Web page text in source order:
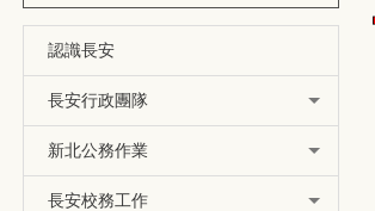
認識長安
長安行政團隊
新北公務作業
長安校務工作